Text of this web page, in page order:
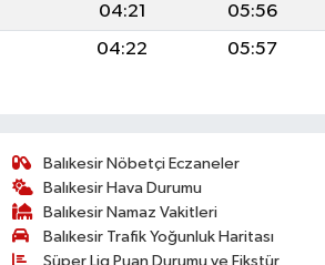
04:21 05:56
04:22 05:57
Balıkesir Nöbetçi Eczaneler
Balıkesir Hava Durumu
Balıkesir Namaz Vakitleri
Balıkesir Trafik Yoğunluk Haritası
Süper Lig Puan Durumu ve Fikstür